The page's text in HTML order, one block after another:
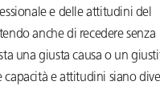
e delle attitudini del
anche di recedere senza
una giusta causa o un
capacità e attitudini siano